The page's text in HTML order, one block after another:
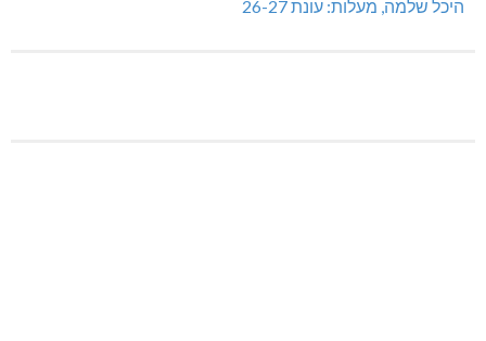
היכל שלמה, מעלות: עונת 26-27